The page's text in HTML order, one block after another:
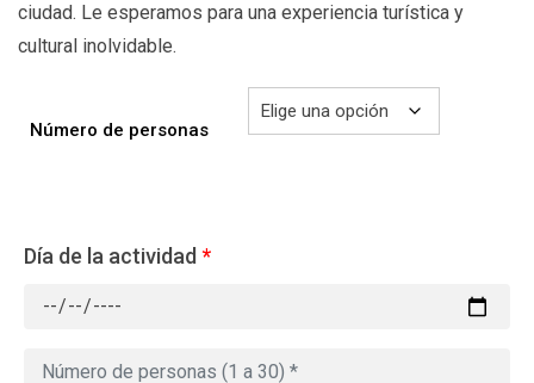
ciudad. Le esperamos para una experiencia turística y
cultural inolvidable.
Número de personas
Día de la actividad *